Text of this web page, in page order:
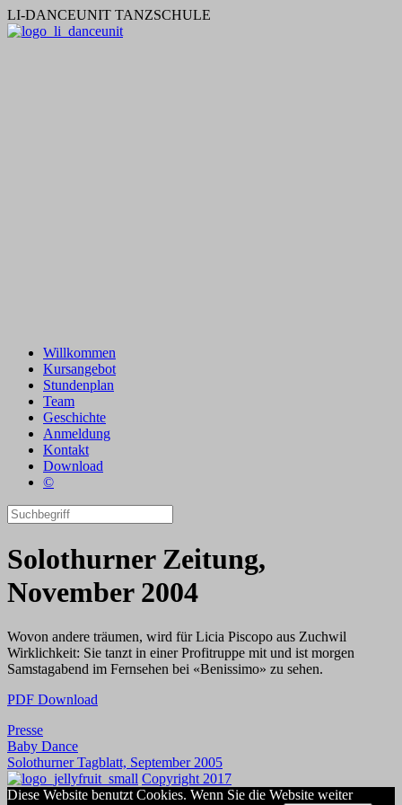
LI-DANCEUNIT TANZSCHULE
Willkommen
Kursangebot
Stundenplan
Team
Geschichte
Anmeldung
Kontakt
Download
©
Solothurner Zeitung,
November 2004
Wovon andere träumen, wird für Licia Piscopo aus Zuchwil
Wirklichkeit: Sie tanzt in einer Profitruppe mit und ist morgen
Samstagabend im Fernsehen bei «Benissimo» zu sehen.
PDF Download
Presse
Baby Dance
Solothurner Tagblatt, September 2005
Copyright 2017
Diese Website benutzt Cookies. Wenn Sie die Website weiter